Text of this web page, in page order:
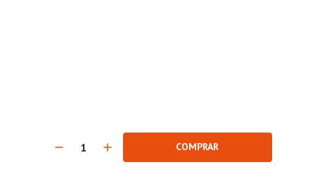
COMPRAR